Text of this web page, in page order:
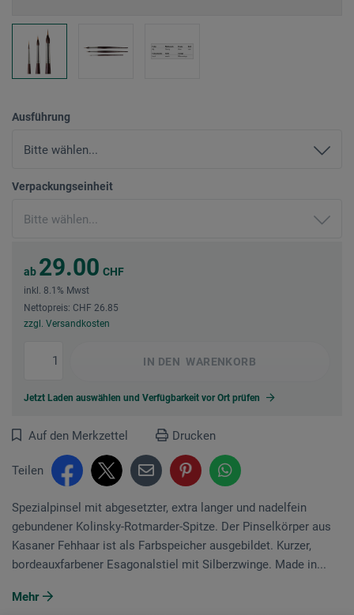
Ausführung
Verpackungseinheit
ab 29.00 CHF
inkl. 8.1% Mwst
Nettopreis: CHF 26.85
zzgl. Versandkosten
IN DEN WARENKORB
Jetzt Laden auswählen und Verfügbarkeit vor Ort prüfen
Auf den Merkzettel Drucken
Teilen
Spezialpinsel mit abgesetzter, extra langer und nadelfein
gebundener Kolinsky-Rot­marder­-Spitze. Der Pinselkörper aus
Kasaner Feh­haar ist als Farbspeicher ausgebildet. Kurzer,
bordeauxfarbener Esagonalstiel mit Silber­zwinge. Made in...
Mehr